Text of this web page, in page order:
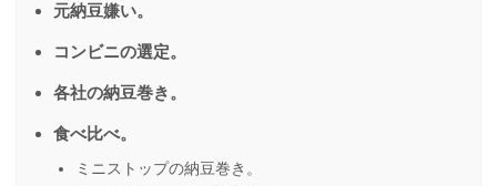
元納豆嫌い。
コンビニの選定。
各社の納豆巻き。
食べ比べ。
ミニストップの納豆巻き。